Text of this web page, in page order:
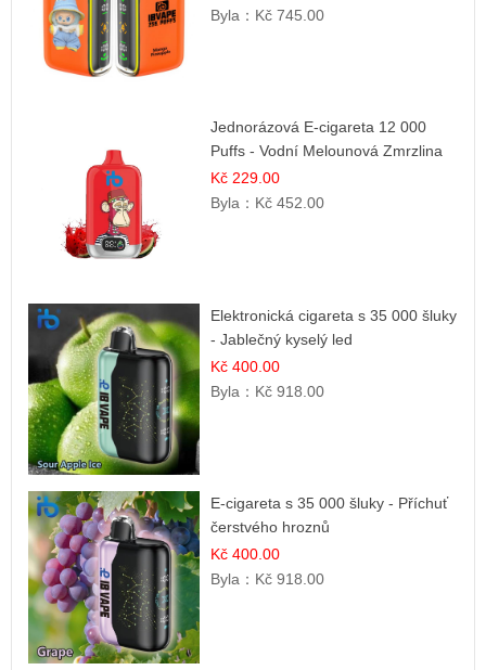
Byla： Kč 745.00
Jednorázová E-cigareta 12 000
Puffs - Vodní Melounová Zmrzlina
Kč 229.00
Byla： Kč 452.00
Elektronická cigareta s 35 000 šluky
- Jablečný kyselý led
Kč 400.00
Byla： Kč 918.00
E-cigareta s 35 000 šluky - Příchuť
čerstvého hroznů
Kč 400.00
Byla： Kč 918.00